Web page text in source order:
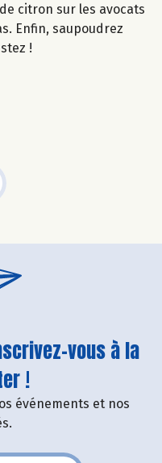
citron sur les avocats
Enfin, saupoudrez
!
vous à la
!
événements et nos